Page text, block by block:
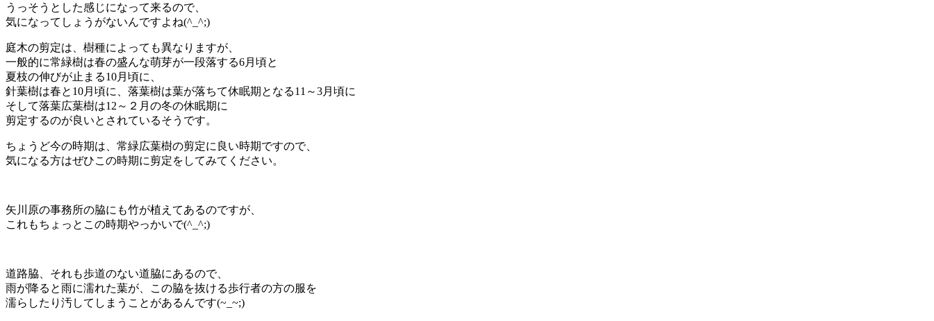
うっそうとした感じになって来るので、
気になってしょうがないんですよね(^_^;)
庭木の剪定は、樹種によっても異なりますが、
一般的に常緑樹は春の盛んな萌芽が一段落する6月頃と
夏枝の伸びが止まる10月頃に、
針葉樹は春と10月頃に、落葉樹は葉が落ちて休眠期となる11～3月頃に
そして落葉広葉樹は12～２月の冬の休眠期に
剪定するのが良いとされているそうです。
ちょうど今の時期は、常緑広葉樹の剪定に良い時期ですので、
気になる方はぜひこの時期に剪定をしてみてください。
矢川原の事務所の脇にも竹が植えてあるのですが、
これもちょっとこの時期やっかいで(^_^;)
道路脇、それも歩道のない道脇にあるので、
雨が降ると雨に濡れた葉が、この脇を抜ける歩行者の方の服を
濡らしたり汚してしまうことがあるんです(~_~;)